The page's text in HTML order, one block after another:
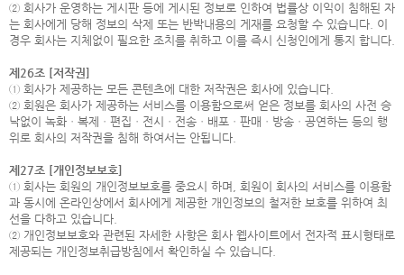
② 회사가 운영하는 게시판 등에 게시된 정보로 인하여 법률상 이익이 침해된 자
는 회사에게 당해 정보의 삭제 또는 반박내용의 게재를 요청할 수 있습니다. 이
경우 회사는 지체없이 필요한 조치를 취하고 이를 즉시 신청인에게 통지 합니다.
제26조 [저작권]
① 회사가 제공하는 모든 콘텐츠에 대한 저작권은 회사에 있습니다.
② 회원은 회사가 제공하는 서비스를 이용함으로써 얻은 정보를 회사의 사전 승
낙없이 녹화ㆍ복제ㆍ편집ㆍ전시ㆍ전송ㆍ배포ㆍ판매ㆍ방송ㆍ공연하는 등의 행
위로 회사의 저작권을 침해 하여서는 안됩니다.
제27조 [개인정보보호]
① 회사는 회원의 개인정보보호를 중요시 하며, 회원이 회사의 서비스를 이용함
과 동시에 온라인상에서 회사에게 제공한 개인정보의 철저한 보호를 위하여 최
선을 다하고 있습니다.
② 개인정보보호와 관련된 자세한 사항은 회사 웹사이트에서 전자적 표시형태로
제공되는 개인정보취급방침에서 확인하실 수 있습니다.